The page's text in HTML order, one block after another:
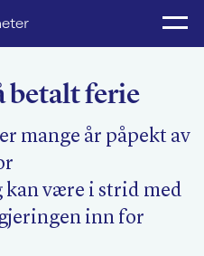
betalt ferie
mange år påpekt av
være i strid med
inn for